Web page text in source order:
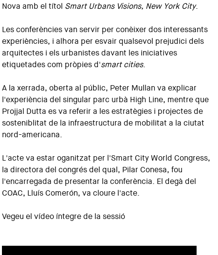
Nova amb el títol Smart Urbans Visions, New York City.
Les conferències van servir per conèixer dos interessants
experiències, i alhora per esvair qualsevol prejudici dels
arquitectes i els urbanistes davant les iniciatives
etiquetades com pròpies d'smart cities.
A la xerrada, oberta al públic, Peter Mullan va explicar
l'experiència del singular parc urbà High Line, mentre que
Projjal Dutta es va referir a les estratègies i projectes de
sosteniblitat de la infraestructura de mobilitat a la ciutat
nord-americana.
L'acte va estar oganitzat per l'Smart City World Congress,
la directora del congrés del qual, Pilar Conesa, fou
l'encarregada de presentar la conferència. El degà del
COAC, Lluís Comerón, va cloure l'acte.
Vegeu el vídeo íntegre de la sessió